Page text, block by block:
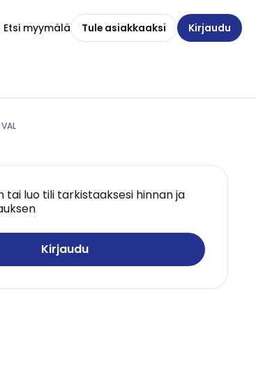
Etsi myymälä Tule asiakkaaksi Kirjaudu
tai luo tili tarkistaaksesi hinnan ja
Kirjaudu